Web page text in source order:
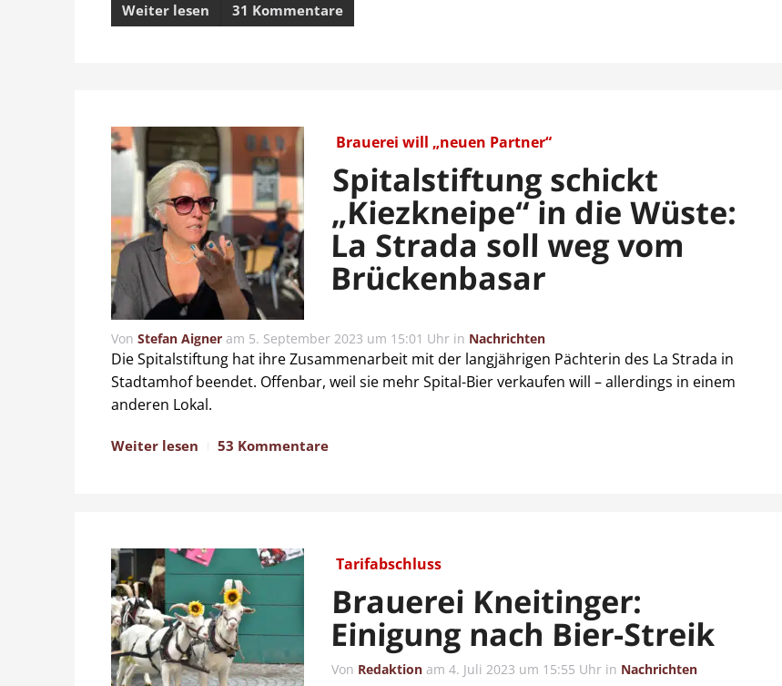
Weiter lesen 31 Kommentare
Brauerei will „neuen Partner“
Spitalstiftung schickt
„Kiezkneipe“ in die Wüste:
La Strada soll weg vom
Brückenbasar
Von Stefan Aigner am 5. September 2023 um 15:01 Uhr in Nachrichten
Die Spitalstiftung hat ihre Zusammenarbeit mit der langjährigen Pächterin des La Strada in
Stadtamhof beendet. Offenbar, weil sie mehr Spital-Bier verkaufen will – allerdings in einem
anderen Lokal.
Weiter lesen 53 Kommentare
Tarifabschluss
Brauerei Kneitinger:
Einigung nach Bier-Streik
Von Redaktion am4. Juli 2023 um 15:55 Uhr in Nachrichten